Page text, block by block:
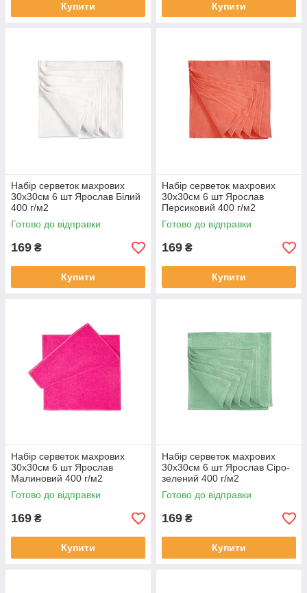
Купити Купити
Набір серветок махрових
30х30см 6 шт Ярослав Білий
400 г/м2
Готово до відправки
169 ₴
Купити
Набір серветок махрових
30х30см 6 шт Ярослав
Персиковий 400 г/м2
Готово до відправки
169 ₴
Купити
Набір серветок махрових
30х30см 6 шт Ярослав
Малиновий 400 г/м2
Готово до відправки
169 ₴
Купити
Набір серветок махрових
30х30см 6 шт Ярослав Сіро-
зелений 400 г/м2
Готово до відправки
169 ₴
Купити